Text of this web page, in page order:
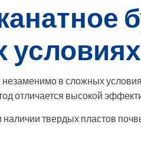
условиях
в сложных
отличается высокой
твердых пластов